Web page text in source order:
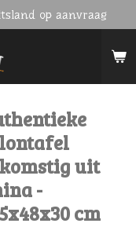
op aanvraag
uit
-
cm